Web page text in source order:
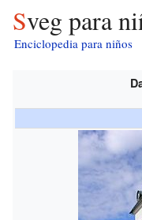
Sveg para
Enciclopedia para niños